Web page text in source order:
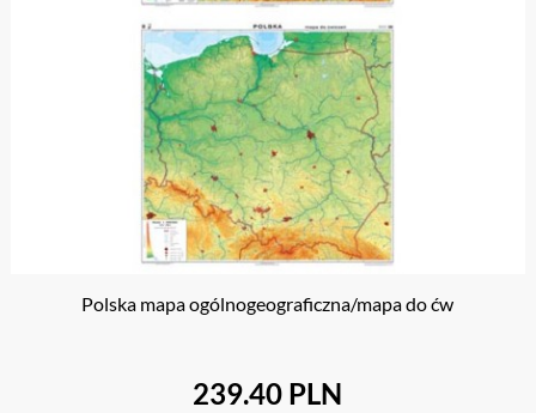
Polska mapa ogólnogeograficzna/mapa do ćw
239.40 PLN